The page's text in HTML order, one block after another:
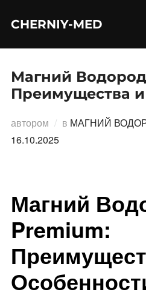
CHERNIY-MED
Магний
Преимущества
автором в МАГНИЙ
16.10.2025
Магний
Premium: